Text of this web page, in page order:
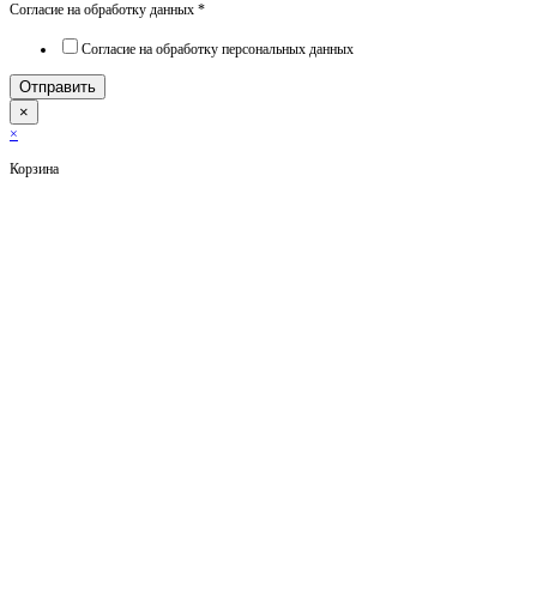
Согласие на обработку данных *
Согласие на обработку персональных данных
Отправить
×
×
Корзина